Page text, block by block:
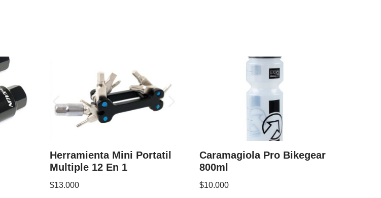
Herramienta Mini Portatil
Multiple 12 En 1
$13.000
Caramagiola Pro Bikegear
800ml
$10.000